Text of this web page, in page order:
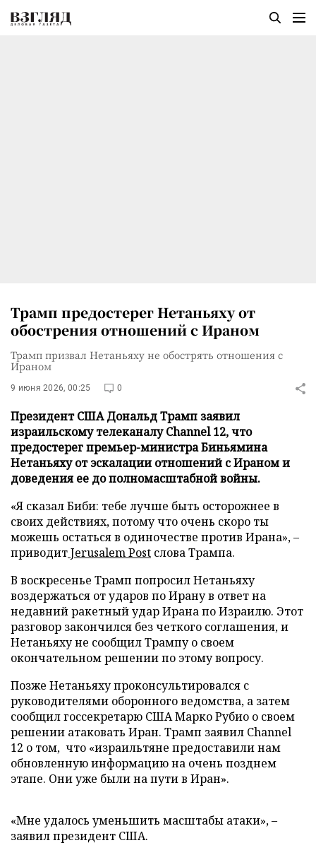
Трамп предостерег Нетаньяху от
обострения отношений с Ираном
Трамп призвал Нетаньяху не обострять отношения с
Ираном
9 июня 2026, 00:25 0
Президент США Дональд Трамп заявил
израильскому телеканалу Channel 12, что
предостерег премьер-министра Биньямина
Нетаньяху от эскалации отношений с Ираном и
доведения ее до полномасштабной войны.
«Я сказал Биби: тебе лучше быть осторожнее в
своих действиях, потому что очень скоро ты
можешь остаться в одиночестве против Ирана», –
приводитJerusalem Post слова Трампа.
В воскресенье Трамп попросил Нетаньяху
воздержаться от ударов по Ирану в ответ на
недавний ракетный удар Ирана по Израилю. Этот
разговор закончился без четкого соглашения, и
Нетаньяху не сообщил Трампу о своем
окончательном решении по этому вопросу.
Позже Нетаньяху проконсультировался с
руководителями оборонного ведомства, а затем
сообщил госсекретарю США Марко Рубио о своем
решении атаковать Иран. Трамп заявил Channel
12 о том, что «израильтяне предоставили нам
обновленную информацию на очень позднем
этапе. Они уже были на пути в Иран».
«Мне удалось уменьшить масштабы атаки», –
заявил президент США.